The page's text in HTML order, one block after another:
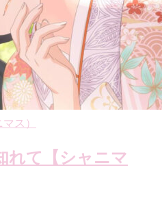
ス）
れて【シャニマ